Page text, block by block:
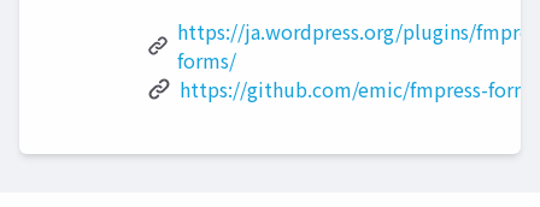
https://ja.wordpress.org/plugins/
forms/
https://github.com/emic/fmpress-forms